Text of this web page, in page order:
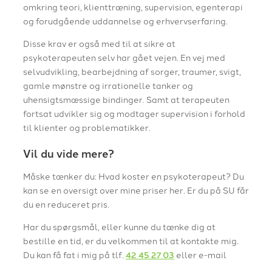
omkring teori, klienttræning, supervision, egenterapi
og forudgående uddannelse og erhvervserfaring.
Disse krav er også med til at sikre at
psykoterapeuten selv har gået vejen. En vej med
selvudvikling, bearbejdning af sorger, traumer, svigt,
gamle mønstre og irrationelle tanker og
uhensigtsmæssige bindinger. Samt at terapeuten
fortsat udvikler sig og modtager supervision i forhold
til klienter og problematikker.
Vil du vide mere?
Måske tænker du: Hvad koster en psykoterapeut? Du
kan se en oversigt over mine priser her. Er du på SU får
du en reduceret pris.
Har du spørgsmål, eller kunne du tænke dig at
bestille en tid, er du velkommen til at kontakte mig.
Du kan få fat i mig på tlf. 42 45 27 03 eller e-mail